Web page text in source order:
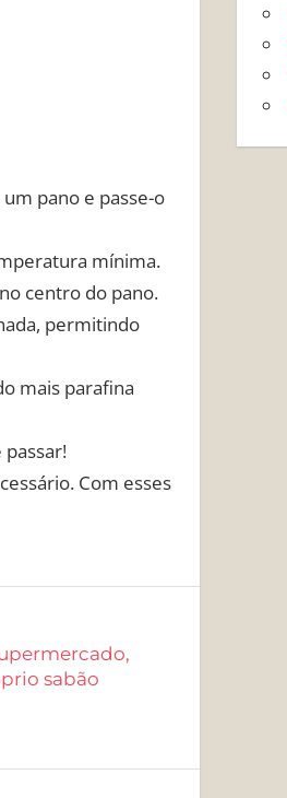
pano e passe-o
mínima.
centro do pano.
permitindo
mais parafina
Com esses
sabão